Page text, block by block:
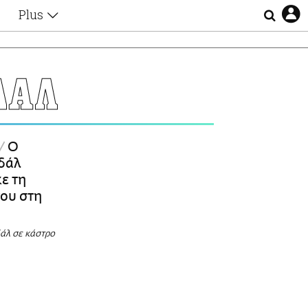
Plus
Αφιερώματα
Ζώδια
Απώλειες
Lgbtqi+
Επιλογές
Ο
τη
στη
σε κάστρο